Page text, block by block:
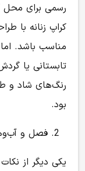
رسمی برای محل
کراپ زنانه با
مناسب باشد.
تابستانی یا
رنگ‌های شاد و
بود.
فصل و
یکی دیگر از